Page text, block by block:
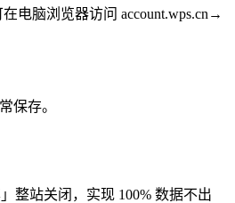
电脑浏览器访问 account.wps.cn→
保存。
整站关闭，实现 100% 数据不出